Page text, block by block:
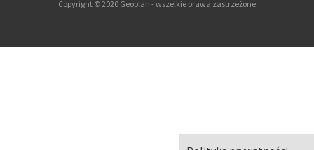
Copyright © 2020 Geoplan - wszelkie prawa zastrzeżone